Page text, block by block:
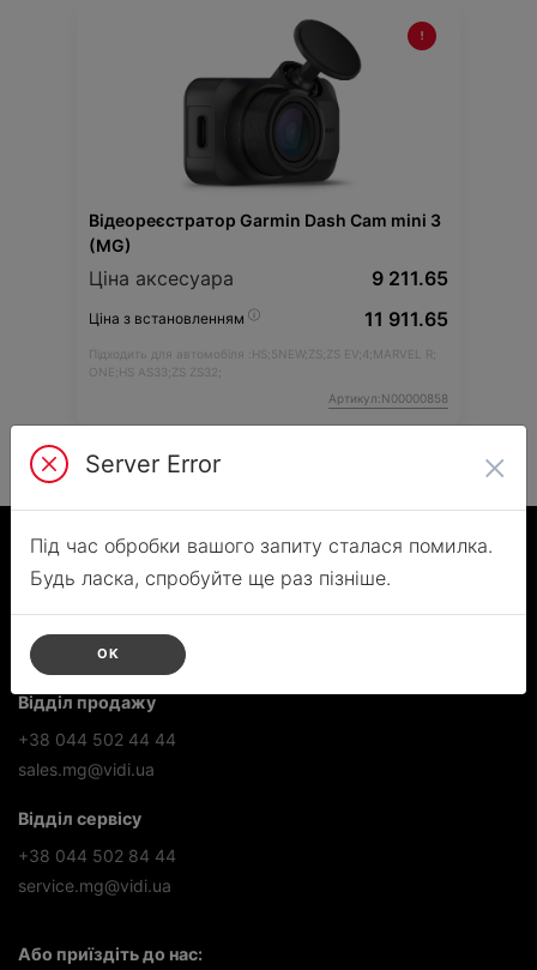
Відеореєстратор Garmin Dash Cam mini 3
(MG)
Ціна аксесуара 9 211.65
Ціна з встановленням 11 911.65
Підходить для автомобіля :HS;5NEW; ZS; ZS EV; 4;MARVEL R;
ONE;HS AS33; ZS ZS32;
Артикул:N00000858
ТОВ
ВІДІ КРАЙ МОТОРЗ
Зв'яжіться з нами
Відділ продажу
+38 044 502 44 44
sales.mg@vidi.ua
Відділ сервісу
+38 044 502 84 44
service.mg@vidi.ua
Або приїздіть до нас:
Server Error ×
Під час обробки вашого запиту сталася помилка.
Будь ласка, спробуйте ще раз пізніше.
ОК